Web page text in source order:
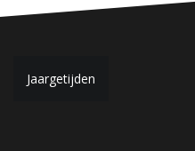
BJaargetijden